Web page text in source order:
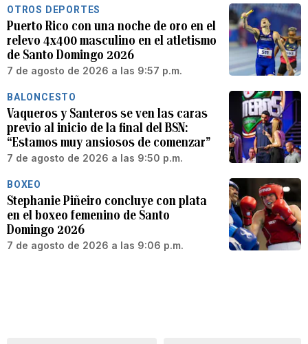
OTROS DEPORTES
Puerto Rico con una noche de oro en el
relevo 4x400 masculino en el atletismo
de Santo Domingo 2026
7 de agosto de 2026 a las 9:57 p.m.
BALONCESTO
Vaqueros y Santeros se ven las caras
previo al inicio de la final del BSN:
“Estamos muy ansiosos de comenzar”
7 de agosto de 2026 a las 9:50 p.m.
BOXEO
Stephanie Piñeiro concluye con plata
en el boxeo femenino de Santo
Domingo 2026
7 de agosto de 2026 a las 9:06 p.m.